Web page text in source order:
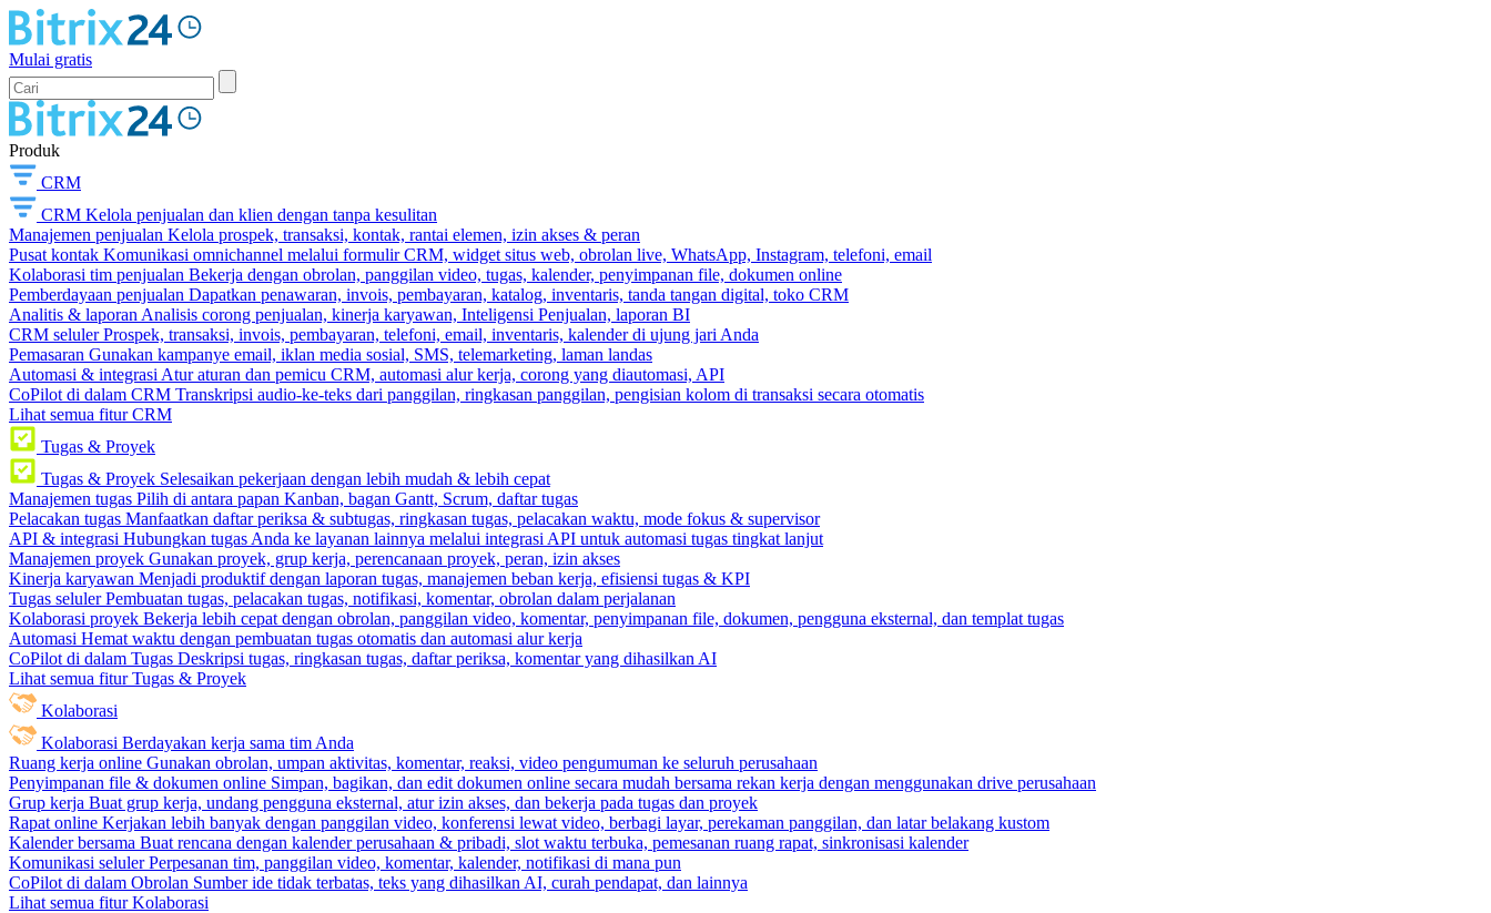
Mulai gratis
Produk
CRM
CRM Kelola penjualan dan klien dengan tanpa kesulitan
Manajemen penjualan Kelola prospek, transaksi, kontak, rantai elemen, izin akses & peran
Pusat kontak Komunikasi omnichannel melalui formulir CRM, widget situs web, obrolan live, WhatsApp, Instagram, telefoni, email
Kolaborasi tim penjualan Bekerja dengan obrolan, panggilan video, tugas, kalender, penyimpanan file, dokumen online
Pemberdayaan penjualan Dapatkan penawaran, invois, pembayaran, katalog, inventaris, tanda tangan digital, toko CRM
Analitis & laporan Analisis corong penjualan, kinerja karyawan, Inteligensi Penjualan, laporan BI
CRM seluler Prospek, transaksi, invois, pembayaran, telefoni, email, inventaris, kalender di ujung jari Anda
Pemasaran Gunakan kampanye email, iklan media sosial, SMS, telemarketing, laman landas
Automasi & integrasi Atur aturan dan pemicu CRM, automasi alur kerja, corong yang diautomasi, API
CoPilot di dalam CRM Transkripsi audio-ke-teks dari panggilan, ringkasan panggilan, pengisian kolom di transaksi secara otomatis
Lihat semua fitur CRM
Tugas & Proyek
Tugas & Proyek Selesaikan pekerjaan dengan lebih mudah & lebih cepat
Manajemen tugas Pilih di antara papan Kanban, bagan Gantt, Scrum, daftar tugas
Pelacakan tugas Manfaatkan daftar periksa & subtugas, ringkasan tugas, pelacakan waktu, mode fokus & supervisor
API & integrasi Hubungkan tugas Anda ke layanan lainnya melalui integrasi API untuk automasi tugas tingkat lanjut
Manajemen proyek Gunakan proyek, grup kerja, perencanaan proyek, peran, izin akses
Kinerja karyawan Menjadi produktif dengan laporan tugas, manajemen beban kerja, efisiensi tugas & KPI
Tugas seluler Pembuatan tugas, pelacakan tugas, notifikasi, komentar, obrolan dalam perjalanan
Kolaborasi proyek Bekerja lebih cepat dengan obrolan, panggilan video, komentar, penyimpanan file, dokumen, pengguna eksternal, dan templat tugas
Automasi Hemat waktu dengan pembuatan tugas otomatis dan automasi alur kerja
CoPilot di dalam Tugas Deskripsi tugas, ringkasan tugas, daftar periksa, komentar yang dihasilkan AI
Lihat semua fitur Tugas & Proyek
Kolaborasi
Kolaborasi Berdayakan kerja sama tim Anda
Ruang kerja online Gunakan obrolan, umpan aktivitas, komentar, reaksi, video pengumuman ke seluruh perusahaan
Penyimpanan file & dokumen online Simpan, bagikan, dan edit dokumen online secara mudah bersama rekan kerja dengan menggunakan drive perusahaan
Grup kerja Buat grup kerja, undang pengguna eksternal, atur izin akses, dan bekerja pada tugas dan proyek
Rapat online Kerjakan lebih banyak dengan panggilan video, konferensi lewat video, berbagi layar, perekaman panggilan, dan latar belakang kustom
Kalender bersama Buat rencana dengan kalender perusahaan & pribadi, slot waktu terbuka, pemesanan ruang rapat, sinkronisasi kalender
Komunikasi seluler Perpesanan tim, panggilan video, komentar, kalender, notifikasi di mana pun
CoPilot di dalam Obrolan Sumber ide tidak terbatas, teks yang dihasilkan AI, curah pendapat, dan lainnya
Lihat semua fitur Kolaborasi